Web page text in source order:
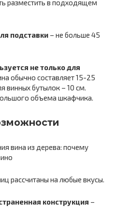
разместить в подходящем
подставки – не больше 45
не только для
обычно составляет 15-25
винных бутылок – 10 см.
объема шкафчика.
рассчитаны на любые вкусы.
конструкция –